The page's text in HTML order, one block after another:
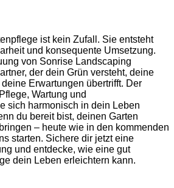
ist kein Zufall. Sie entsteht
und konsequente Umsetzung.
von Sonrise Landscaping
der dein Grün versteht, deine
Erwartungen übertrifft. Der
Wartung und
sich harmonisch in dein Leben
du bereit bist, deinen Garten
– heute wie in den kommenden
starten. Sichere dir jetzt eine
und entdecke, wie eine gut
dein Leben erleichtern kann.